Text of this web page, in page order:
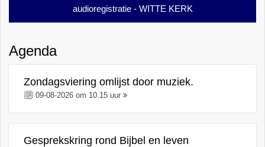
audioregistratie - WITTE KERK
Agenda
Zondagsviering omlijst door muziek.
09-08-2026 om 10.15 uur
Gesprekskring rond Bijbel en leven